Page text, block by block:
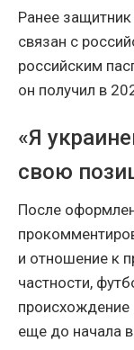
Ранее
связан с
российским
он получил в
«Я
свою
После
и отношение к
частности,
происхождение
еще до начала